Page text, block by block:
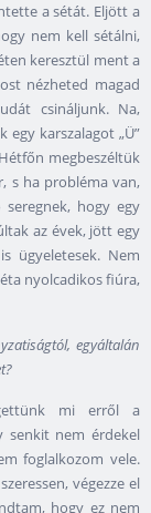
a sétát. Eljött a
nem kell sétálni,
keresztül ment a
nézheted magad
csináljunk. Na,
karszalagot „Ü”
megbeszéltük
s ha probléma van,
hogy egy
az évek, jött egy
ügyeletesek. Nem
nyolcadikos fiúra,
egyáltalán
mi erről a
senkit nem érdekel
foglalkozom vele.
végezze el
hogy ez nem